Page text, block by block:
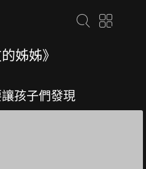
姊姊》
孩子們發現